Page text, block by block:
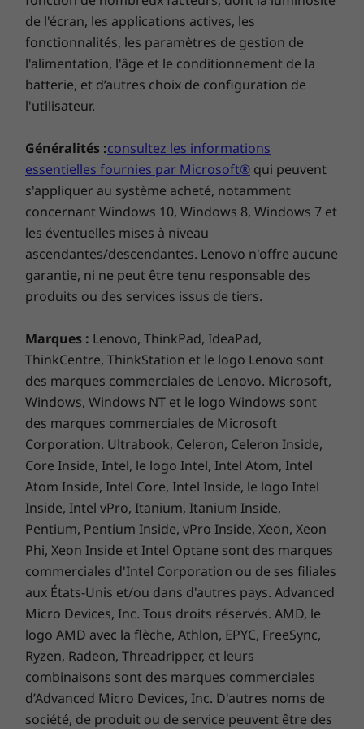
vous souhaitez rester hors caméra, le cache de
confidentialité de la webcam vous permet de
ne pas être visible.
Restez concentré sur votre portable
Avec Intel® Unison™, vous pouvez placer votre
ordinateur portable au centre de vos activités.
Connectez votre téléphone (Android ou iOS) à
votre ThinkBook 16 Gen 6. Transférez des
fichiers rapidement et facilement, et modifiez
même vos photos et vidéos en toute fluidité
sur votre écran d’ordinateur. Passez des appels
directement depuis votre PC, en accédant au
répertoire complet de votre téléphone. De
plus, recevez des notifications et des messages
directement sur votre portable. Une batterie
de capacité supérieure en option vous permet
également de rester productif plus longtemps
entre les charges*. La solution Intel® Unison™
est actuellement disponible uniquement sur
les designs Intel® Evo™ éligibles sur les PC
sous Windows équipés de processeurs
Charnière s’ouvrant à 180° (à plat)
DÉVELOPPEMENT DURABLE
Matériaux
50 % de contenu recyclé post-consommation utilisé
pour la fabrication des touches du clavier
Certifications/Registres
EPEAT®Gold dans les zones concernées*
TÜV Rheinland Eyesafe®
TÜV Rheinland Low Blue Light (contrôlé par le
matériel)
* Consultezwww.epeat.netpour connaître le statut de certification par pays.
AUTRES INFORMATIONS
Sécurité
Lecteur d’empreintes digitales intégré au bouton de
mise sous tension
Cache de confidentialité intégré à la webcam
Module fTPM 2.0 (firmware Trusted Platform Module)
Connexion sans contact avec Microsoft Windows Hello
(nécessite une caméra infrarouge en option)
Kensington Nano Security Slot™
Autoréparation du BIOS
En option : Intel vPro
Essentials
Logiciels préinstallés
Intel Connectivity Performance Suite
Intel ®Unison™
Lenovo Vantage
de l'écran, les applications actives, les
fonctionnalités, les paramètres de gestion de
l'alimentation, l'âge et le conditionnement de la
batterie, et d’autres choix de configuration de
l'utilisateur.
Généralités :consultez les informations
essentielles fournies par Microsoft® qui peuvent
s'appliquer au système acheté, notamment
concernant Windows 10, Windows 8, Windows 7 et
les éventuelles mises à niveau
ascendantes/descendantes. Lenovo n'offre aucune
garantie, ni ne peut être tenu responsable des
produits ou des services issus de tiers.
Marques : Lenovo, ThinkPad, IdeaPad,
ThinkCentre, ThinkStation et le logo Lenovo sont
des marques commerciales de Lenovo. Microsoft,
Windows, Windows NT et le logo Windows sont
des marques commerciales de Microsoft
Corporation. Ultrabook, Celeron, Celeron Inside,
Core Inside, Intel, le logo Intel, Intel Atom, Intel
Atom Inside, Intel Core, Intel Inside, le logo Intel
Inside, Intel vPro, Itanium, Itanium Inside,
Pentium, Pentium Inside, vPro Inside, Xeon, Xeon
Phi, Xeon Inside et Intel Optane sont des marques
commerciales d'Intel Corporation ou de ses filiales
aux États-Unis et/ou dans d'autres pays. Advanced
Micro Devices, Inc. Tous droits réservés. AMD, le
logo AMD avec la flèche, Athlon, EPYC, FreeSync,
Ryzen, Radeon, Threadripper, et leurs
combinaisons sont des marques commerciales
d’Advanced Micro Devices, Inc. D'autres noms de
société, de produit ou de service peuvent être des